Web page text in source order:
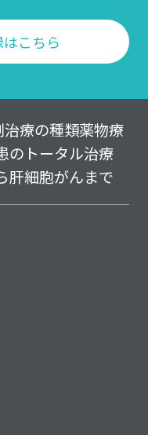
こちら
治療の種類薬物療
のトータル治療
肝細胞がんまで